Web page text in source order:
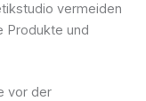
vermeiden
Produkte und
vor der